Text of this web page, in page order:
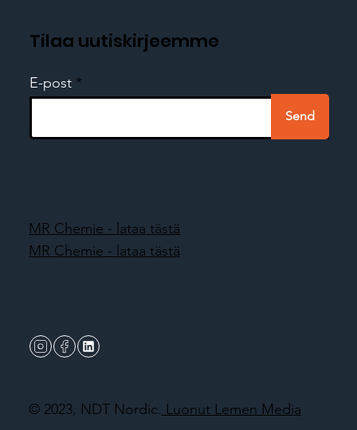
Tilaa uutiskirjeemme
E-post
Send
© 2023, NDT Nordic. Luonut Lemen Media
MR Chemie - lataa tästä
MR Chemie - lataa tästä